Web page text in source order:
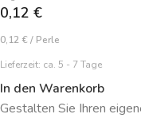
0,12 €
0,12 € / Perle
Lieferzeit: ca. 5 - 7 Tage
In den Warenkorb
Gestalten Sie Ihren